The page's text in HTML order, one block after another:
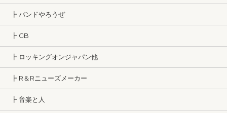
┣ バンドやろうぜ
┣ GB
┣ ロッキングオンジャパン他
┣ R＆Rニューズメーカー
┣ 音楽と人